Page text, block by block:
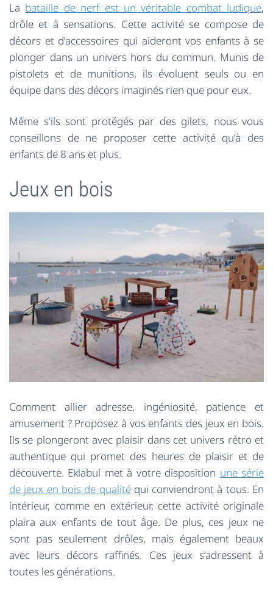
La bataille de nerf est un véritable combat ludique,
drôle et à sensations. Cette activité se compose de
décors et d’accessoires qui aideront vos enfants à se
plonger dans un univers hors du commun. Munis de
pistolets et de munitions, ils évoluent seuls ou en
équipe dans des décors imaginés rien que pour eux.
Même s’ils sont protégés par des gilets, nous vous
conseillons de ne proposer cette activité qu’à des
enfants de 8 ans et plus.
Jeux en bois
Comment allier adresse, ingéniosité, patience et
amusement ? Proposez à vos enfants des jeux en bois.
Ils se plongeront avec plaisir dans cet univers rétro et
authentique qui promet des heures de plaisir et de
découverte. Eklabul met à votre disposition une série
de jeux en bois de qualitéqui conviendront à tous. En
intérieur, comme en extérieur, cette activité originale
plaira aux enfants de tout âge. De plus, ces jeux ne
sont pas seulement drôles, mais également beaux
avec leurs décors raffinés. Ces jeux s’adressent à
toutes les générations.